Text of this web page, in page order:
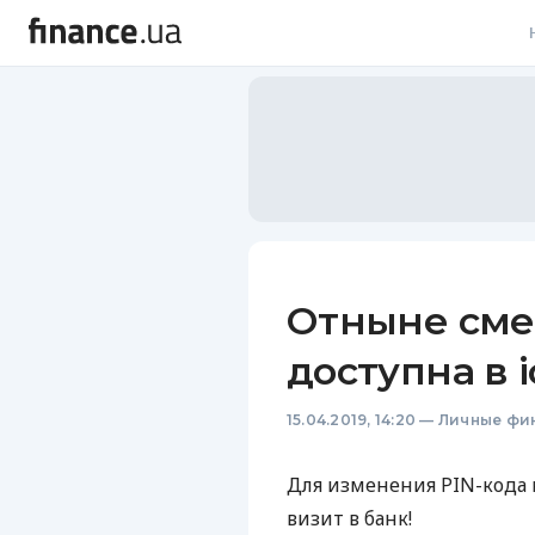
Отныне
доступна в
15.04.2019, 14:20 — Личные
Для изменения PIN-
визит в банк!